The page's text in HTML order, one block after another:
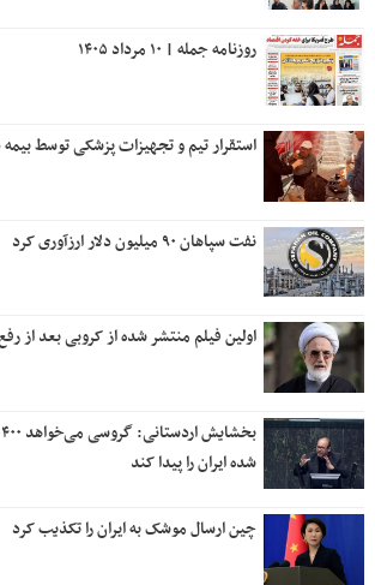
روزنامه جمله | ۱۰ مرداد ۱۴۰۵
استقرار تیم و تجهیزات پزشکی توسط
نفت سپاهان ۹۰ میلیون دلار ارزآوری کرد
اولین فیلم منتشر شده از کروبی بعد از
شده ایران را پیدا کند
چین ارسال موشک به ایران را تکذیب کرد